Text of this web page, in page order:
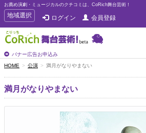
お薦め演劇・ミュージカルのクチコミは、CoRich舞台芸術！
T
o
g
g
e
n
a
v
i
地域選択 ログイン 会員登録
バナー広告お申込み
HOME 公演 満月がなりやまない
満月がなりやまない